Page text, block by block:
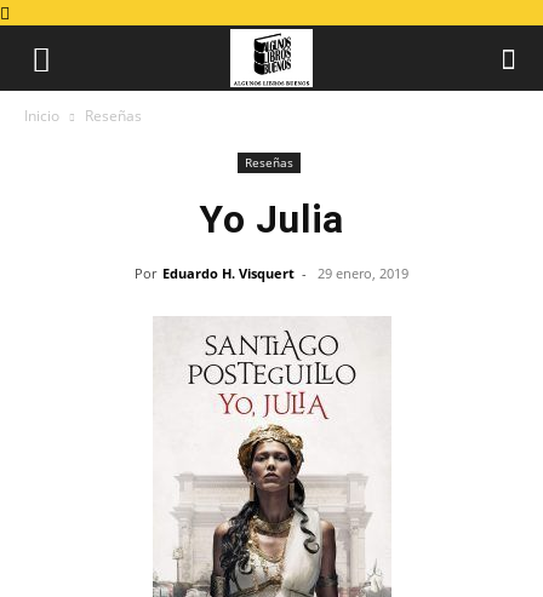
Inicio Reseñas
Reseñas
Yo Julia
Por Eduardo H. Visquert - 29 enero, 2019